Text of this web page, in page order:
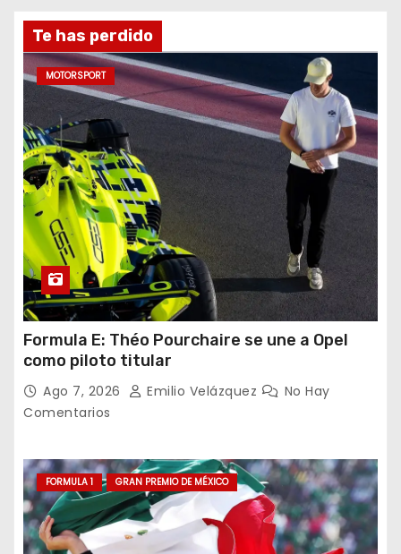
g
n
a
c
ó
n
d
e
e
t
r
Te has perdido
MOTORSPORT
Formula E: Théo Pourchaire se une a Opel
como piloto titular
Ago 7, 2026 Emilio Velázquez
No Hay
Comentarios
FORMULA 1 GRAN PREMIO DE MÉXICO